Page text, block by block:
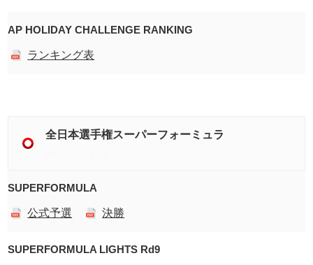
AP HOLIDAY CHALLENGE RANKING
ランキング表
全日本選手権スーパーフォーミュラ
SUPERFORMULA
公式予選 決勝
SUPERFORMULA LIGHTS Rd9